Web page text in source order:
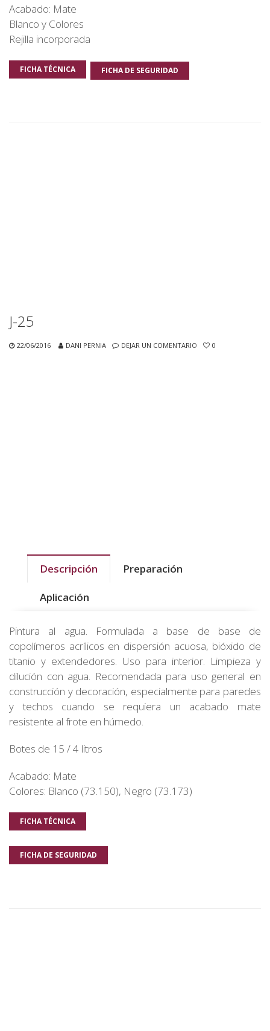
Acabado: Mate
Blanco y Colores
Rejilla incorporada
FICHA TÉCNICA FICHA DE SEGURIDAD
J-25
22/06/2016 DANI PERNIA DEJAR UN COMENTARIO 0
Descripción Preparación
Aplicación
Pintura al agua. Formulada a base de base de
copolímeros acrílicos en dispersión acuosa, bióxido de
titanio y extendedores. Uso para interior. Limpieza y
dilución con agua. Recomendada para uso general en
construcción y decoración, especialmente para paredes
y techos cuando se requiera un acabado mate
resistente al frote en húmedo.
Botes de 15 / 4 litros
Acabado: Mate
Colores: Blanco (73.150), Negro (73.173)
FICHA TÉCNICA
FICHA DE SEGURIDAD